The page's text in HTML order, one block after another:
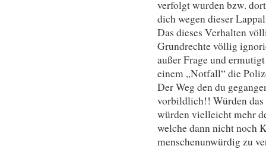
verfolgt wurden bzw.
dich wegen dieser
Das dieses Verhalten
Grundrechte völlig
außer Frage und
einem „Notfall“ die
Der Weg den du
vorbildlich!! Würden
würden vielleicht mehr
welche dann nicht noch
menschenunwürdig zu